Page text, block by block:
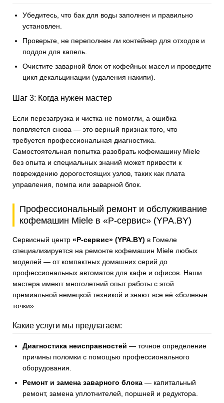
Убедитесь, что бак для воды заполнен и правильно
установлен.
Проверьте, не переполнен ли контейнер для отходов и
поддон для капель.
Очистите заварной блок от кофейных масел и проведите
цикл декальцинации (удаления накипи).
Шаг 3: Когда нужен мастер
Если перезагрузка и чистка не помогли, а ошибка
появляется снова — это верный признак того, что
требуется профессиональная диагностика.
Самостоятельная попытка разобрать кофемашину Miele
без опыта и специальных знаний может привести к
повреждению дорогостоящих узлов, таких как плата
управления, помпа или заварной блок.
Профессиональный ремонт и обслуживание
кофемашин Miele в «Р-сервис» (YPA.BY)
Сервисный центр «Р-сервис» (YPA.BY) в Гомеле
специализируется на ремонте кофемашин Miele любых
моделей — от компактных домашних серий до
профессиональных автоматов для кафе и офисов. Наши
мастера имеют многолетний опыт работы с этой
премиальной немецкой техникой и знают все её «болевые
точки».
Какие услуги мы предлагаем:
Диагностика неисправностей — точное определение
причины поломки с помощью профессионального
оборудования.
Ремонт и замена заварного блока — капитальный
ремонт, замена уплотнителей, поршней и редуктора.